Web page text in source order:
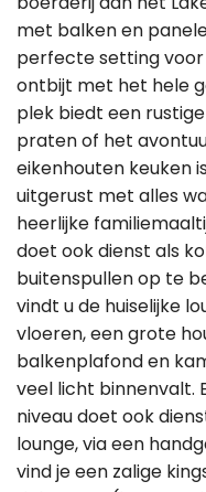
met balken en
perfecte setting voor
ontbijt met het hele
plek biedt een
praten of het
eikenhouten keuken
uitgerust met alles
heerlijke
doet ook dienst als
buitenspullen op te
vindt u de huiselijke
vloeren, een grote
balkenplafond en
veel licht binnenvalt.
niveau doet ook
lounge, via een
vind je een zalige